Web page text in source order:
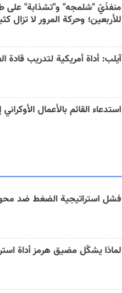
منفذَيّ "شلمجه" و"تشذابة" على
للأربعين؛ وحركة المرور لا تزال
آيلب: أداة أمريكية لتدريب قادة
استدعاء القائم بالأعمال
فشل استراتيجية الضغط ضد
لماذا يشكّل مضيق هرمز أداة